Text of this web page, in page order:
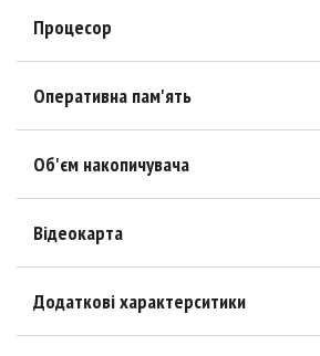
Процесор
Оперативна пам'ять
Об'єм накопичувача
Відеокарта
Додаткові характерситики